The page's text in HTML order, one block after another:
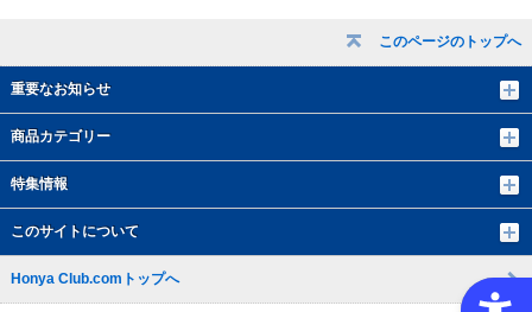
このページのトップへ
重要なお知らせ
商品カテゴリー
特集情報
このサイトについて
Honya Club.comトップへ